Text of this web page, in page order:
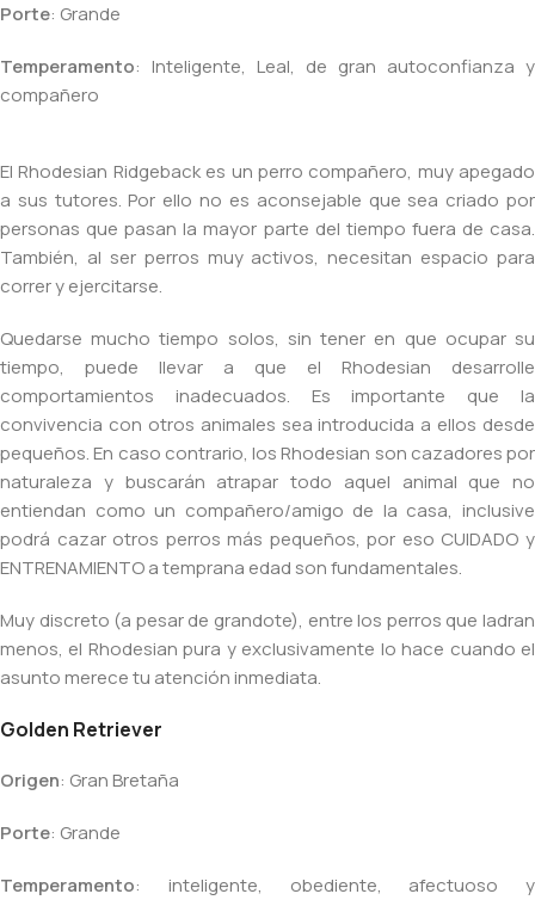
Porte: Grande
Temperamento: Inteligente, Leal, de gran autoconfianza y
compañero
El Rhodesian Ridgeback es un perro compañero, muy apegado
a sus tutores. Por ello no es aconsejable que sea criado por
personas que pasan la mayor parte del tiempo fuera de casa.
También, al ser perros muy activos, necesitan espacio para
correr y ejercitarse.
Quedarse mucho tiempo solos, sin tener en que ocupar su
tiempo, puede llevar a que el Rhodesian desarrolle
comportamientos inadecuados. Es importante que la
convivencia con otros animales sea introducida a ellos desde
pequeños. En caso contrario, los Rhodesian son cazadores por
naturaleza y buscarán atrapar todo aquel animal que no
entiendan como un compañero/amigo de la casa, inclusive
podrá cazar otros perros más pequeños, por eso CUIDADO y
ENTRENAMIENTO a temprana edad son fundamentales.
Muy discreto (a pesar de grandote), entre los perros que ladran
menos, el Rhodesian pura y exclusivamente lo hace cuando el
asunto merece tu atención inmediata.
Golden Retriever
Origen: Gran Bretaña
Porte: Grande
Temperamento: inteligente, obediente, afectuoso y